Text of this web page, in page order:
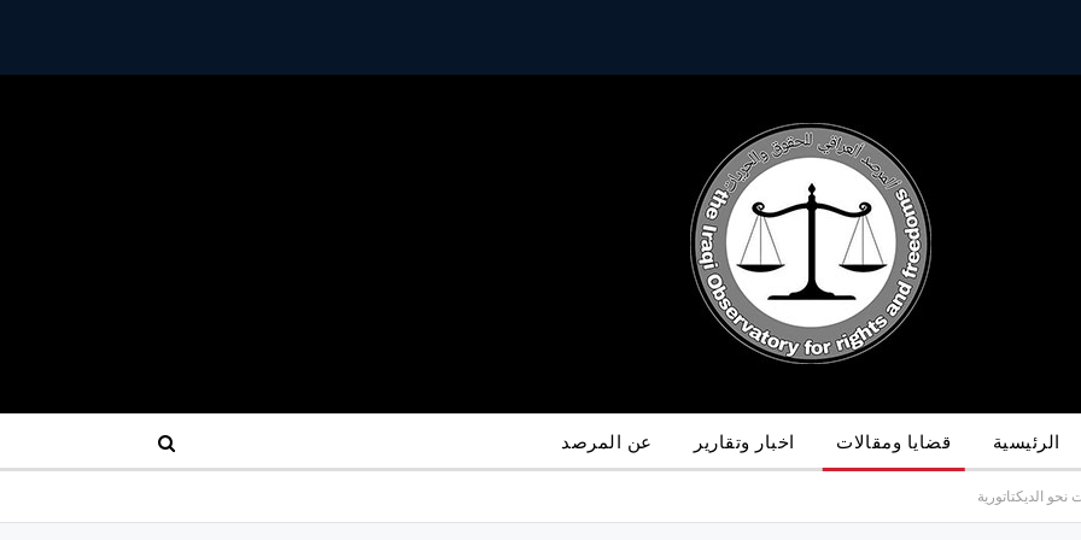
الرئيسية قضايا ومقالات اخبار وتقارير عن المرصد
الديكتاتورية